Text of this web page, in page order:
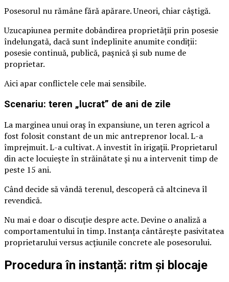
Posesorul nu rămâne fără apărare. Uneori, chiar câștigă.
Uzucapiunea permite dobândirea proprietății prin posesie
îndelungată, dacă sunt îndeplinite anumite condiții:
posesie continuă, publică, pașnică și sub nume de
proprietar.
Aici apar conflictele cele mai sensibile.
Scenariu: teren „lucrat” de ani de zile
La marginea unui oraș în expansiune, un teren agricol a
fost folosit constant de un mic antreprenor local. L-a
împrejmuit. L-a cultivat. A investit în irigații. Proprietarul
din acte locuiește în străinătate și nu a intervenit timp de
peste 15 ani.
Când decide să vândă terenul, descoperă că altcineva îl
revendică.
Nu mai e doar o discuție despre acte. Devine o analiză a
comportamentului în timp. Instanța cântărește pasivitatea
proprietarului versus acțiunile concrete ale posesorului.
Procedura în instanță: ritm și blocaje